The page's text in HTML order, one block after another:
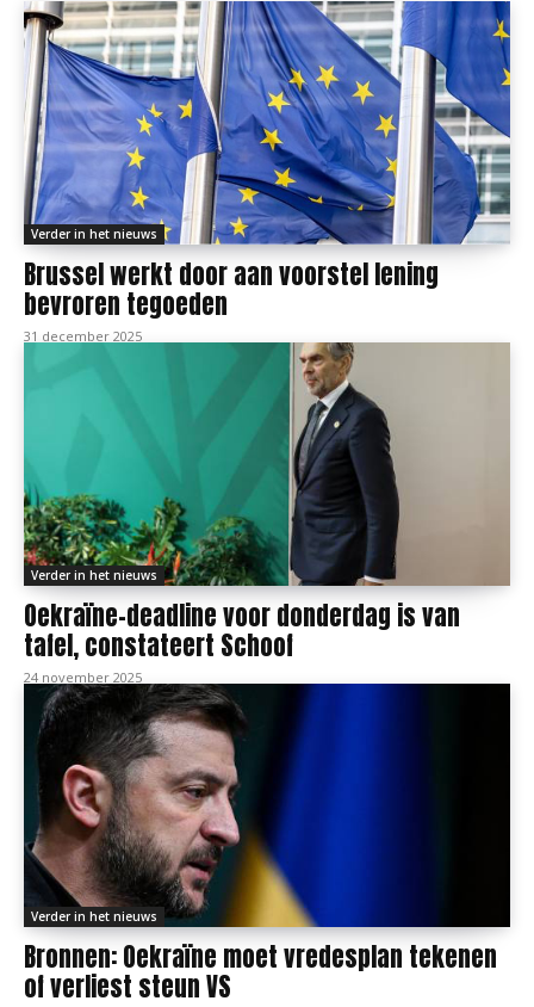
Verder in het nieuws
Brussel werkt door aan voorstel lening
bevroren tegoeden
31 december 2025
Verder in het nieuws
Oekraïne-deadline voor donderdag is van
tafel, constateert Schoof
24 november 2025
Verder in het nieuws
Bronnen: Oekraïne moet vredesplan tekenen
of verliest steun VS